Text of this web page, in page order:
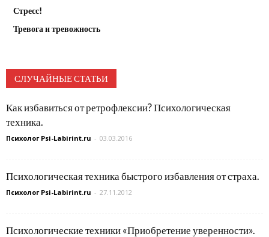
Стресс!
Тревога и тревожность
СЛУЧАЙНЫЕ СТАТЬИ
Как избавиться от ретрофлексии? Психологическая
техника.
Психолог Psi-Labirint.ru - 03.03.2016
Психологическая техника быстрого избавления от страха.
Психолог Psi-Labirint.ru - 27.11.2012
Психологические техники «Приобретение уверенности».